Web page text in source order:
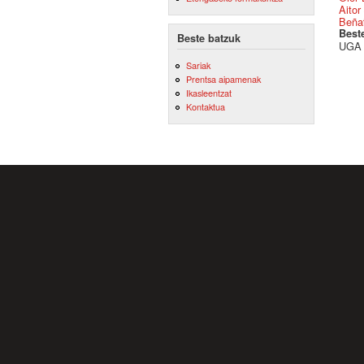
Beste batzuk
Sariak
Prentsa aipamenak
Ikasleentzat
Kontaktua
Aitor